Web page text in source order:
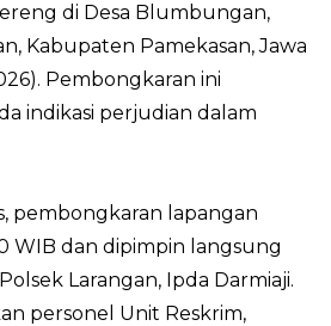
di Desa Blumbungan,
Kabupaten Pamekasan, Jawa
Pembongkaran ini
indikasi perjudian dalam
pembongkaran lapangan
WIB dan dipimpin langsung
Larangan, Ipda Darmiaji.
personel Unit Reskrim,